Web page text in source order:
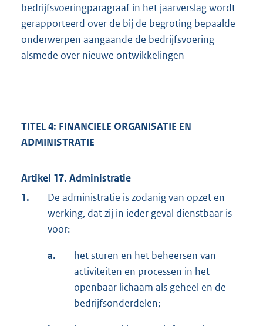
bedrijfsvoeringparagraaf in het jaarverslag wordt
gerapporteerd over de bij de begroting bepaalde
onderwerpen aangaande de bedrijfsvoering
alsmede over nieuwe ontwikkelingen
TITEL 4: FINANCIELE ORGANISATIE EN
ADMINISTRATIE
Artikel 17. Administratie
1.
De administratie is zodanig van opzet en
werking, dat zij in ieder geval dienstbaar is
voor:
a.
het sturen en het beheersen van
activiteiten en processen in het
openbaar lichaam als geheel en de
bedrijfsonderdelen;